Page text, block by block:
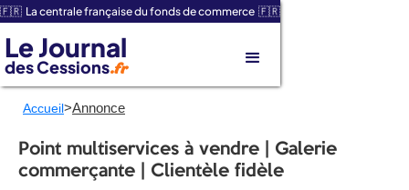
🇫🇷 La centrale française du fonds de commerce 🇫🇷
Le Journal
des Cessions.fr
Accueil>Annonce
Point multiservices à vendre | Galerie
commerçante | Clientèle fidèle